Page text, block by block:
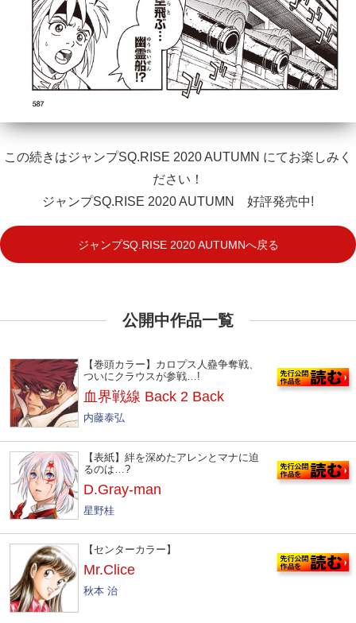
この続きはジャンプSQ.RISE 2020 AUTUMN にてお楽しみく
ださい！
ジャンプSQ.RISE 2020 AUTUMN 好評発売中!
ジャンプSQ.RISE 2020 AUTUMNへ戻る
公開中作品一覧
【巻頭カラー】カロプス人蠱争奪戦、
ついにクラウスが参戦…!
血界戦線 Back 2 Back
内藤泰弘
【表紙】絆を深めたアレンとマナに迫
るのは…?
D.Gray-man
星野桂
【センターカラー】
Mr.Clice
秋本 治